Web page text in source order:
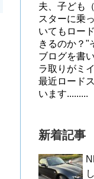
夫、子ども
スターに乗
いてもロー
きるのか？"
ブログを書
ラ取りがミ
最近ロード
います.........
新着記事